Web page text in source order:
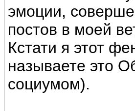
эмоции,
постов в моей
Кстати я этот
называете это
социумом).